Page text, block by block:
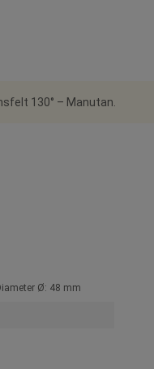
130° – Manutan.
Ø: 48 mm